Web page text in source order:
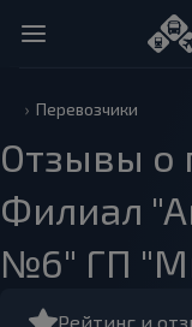
Перевозчики
Отзывы о
Филиал
№6" ГП
Рейтинг и